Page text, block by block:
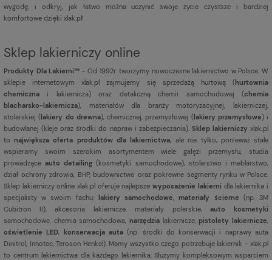
wygodę, i odkryj, jak łatwo można uczynić swoje życie czystsze i bardziej
komfortowe dzięki xlak.pl!
Sklep lakierniczy online
Produkty Dla Lakierni™ - Od 1992r. tworzymy nowoczesne lakiernictwo w Polsce. W
sklepie internetowym xlak.pl zajmujemy się sprzedażą hurtową (hurtownia
chemiczna i lakiernicza) oraz detaliczną chemii samochodowej (chemia
blacharsko-lakiernicza), materiałów dla branży motoryzacyjnej, lakierniczej,
stolarskiej (lakiery do drewna), chemicznej, przemysłowej (lakiery przemysłowe) i
budowlanej (kleje oraz środki do napraw i zabezpieczania). Sklep lakierniczy xlak.pl
tonajwiększa oferta produktów dla lakiernictwa,ale nie tylko, ponieważ stale
wspieramy swoim szerokim asortymentem wiele gałęzi przemysłu, studia
prowadząceauto detailing(kosmetyki samochodowe), stolarstwo i meblarstwo,
dział ochrony zdrowia, BHP, budownictwo oraz pokrewne segmenty rynku w Polsce.
Sklep lakierniczy online xlak.pl oferuje najlepszewyposażenie lakierni dla lakiernika i
specjalisty w swoim fachu: lakiery samochodowe ,materiały ścierne (np. 3M
Cubitron II), akcesoria lakiernicze, materiały polerskie,auto kosmetyki
samochodowe, chemia samochodowa, narzędzia lakiernicze,pistolety lakiernicze
oświetlenie LED
konserwacja auta(np. środki do konserwacji i naprawy auta
Dinitrol, Innotec, Teroson Henkel). Mamy wszystko czego potrzebuje lakiernik - xlak.pl
to centrum lakiernictwa dla każdego lakiernika. Służymy kompleksowym wsparciem